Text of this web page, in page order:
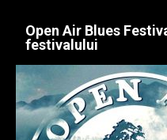
Open Air Blues
festivalului